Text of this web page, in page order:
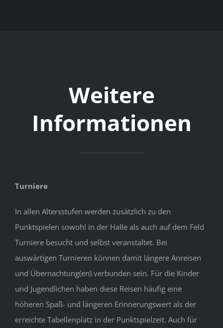
Weitere
Informationen
Turniere
In allen Altersstufen werden zusätzlich zu den
Punktspielen sowohl in der Halle als auch auf dem Feld
Turniere besucht und selbst veranstaltet. Bei
auswärtigen Turnieren können damit längere Anreisen
und Übernachtung(en) verbunden sein. Für die Kinder
und Jugendlichen haben diese Reisen häufig eine
höheren Spaß- und längeren Erinnerungswert als der
erreichte Tabellenplatz in der Punktspielzeit. Auch für